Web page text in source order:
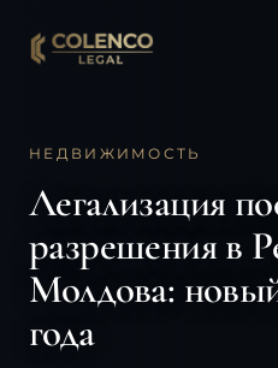
НЕДВИЖИМОСТЬ
Легализация
разрешения в
Молдова:
года